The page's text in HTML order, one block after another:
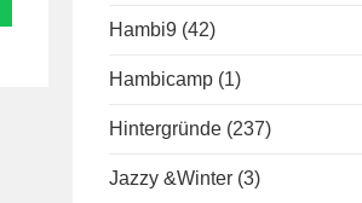
Hambi9 (42)
Hambicamp (1)
Hintergründe (237)
Jazzy &Winter (3)